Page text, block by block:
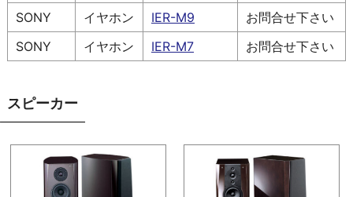
SONY
イヤホン IER-M9
お問合せ下さい
SONY
イヤホン IER-M7 お問合せ下さい
スピーカー